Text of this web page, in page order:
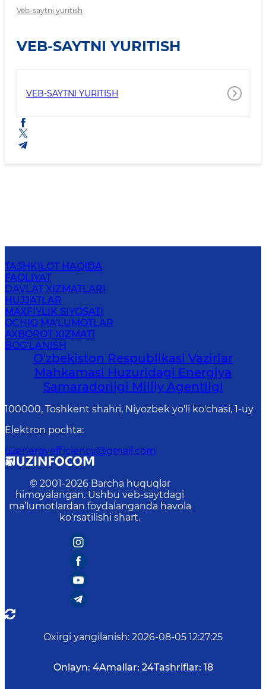
Veb-saytni yuritish
VEB-SAYTNI YURITISH
VEB-SAYTNI YURITISH
TASHKILOT HAQIDA
FAOLIYAT
DAVLAT XIZMATLARI
HUJJATLAR
MAXFIYLIK SIYOSATI
OCHIQ MA'LUMOTLAR
AXBOROT XIZMATI
BOG‘LANISH
O'zbekiston Respublikasi Vazirlar
Mahkamasi Huzuridagi Energiya
Samaradorligi Milliy Agentligi
100000, Toshkent shahri, Niyozbek yo'li ko'chasi, 1-uy
Elektron pochta:
uzenergyefficiency@gmail.com
© 2001-2026 Barcha huquqlar
himoyalangan. Ushbu veb-saytdagi
ma’lumotlardan foydalanganda havola
ko‘rsatilishi shart.
Oxirgi yangilanish: 2026-08-05 12:27:25
Onlayn: 4Amallar: 24Tashriflar: 18